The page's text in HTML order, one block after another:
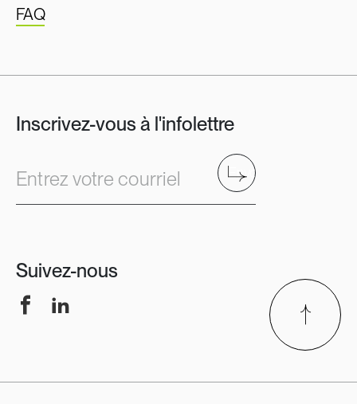
FAQ
Inscrivez-vous à l'infolettre
Entrez votre courriel Envoyer
Suivez-nous
FacebookLinkedIn